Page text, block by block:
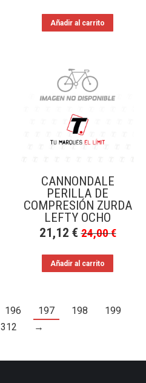
Añadir al carrito
CANNONDALE
PERILLA DE
COMPRESIÓN ZURDA
LEFTY OCHO
21,12 € 24,00€
Añadir al carrito
196 197 198
199
312 →